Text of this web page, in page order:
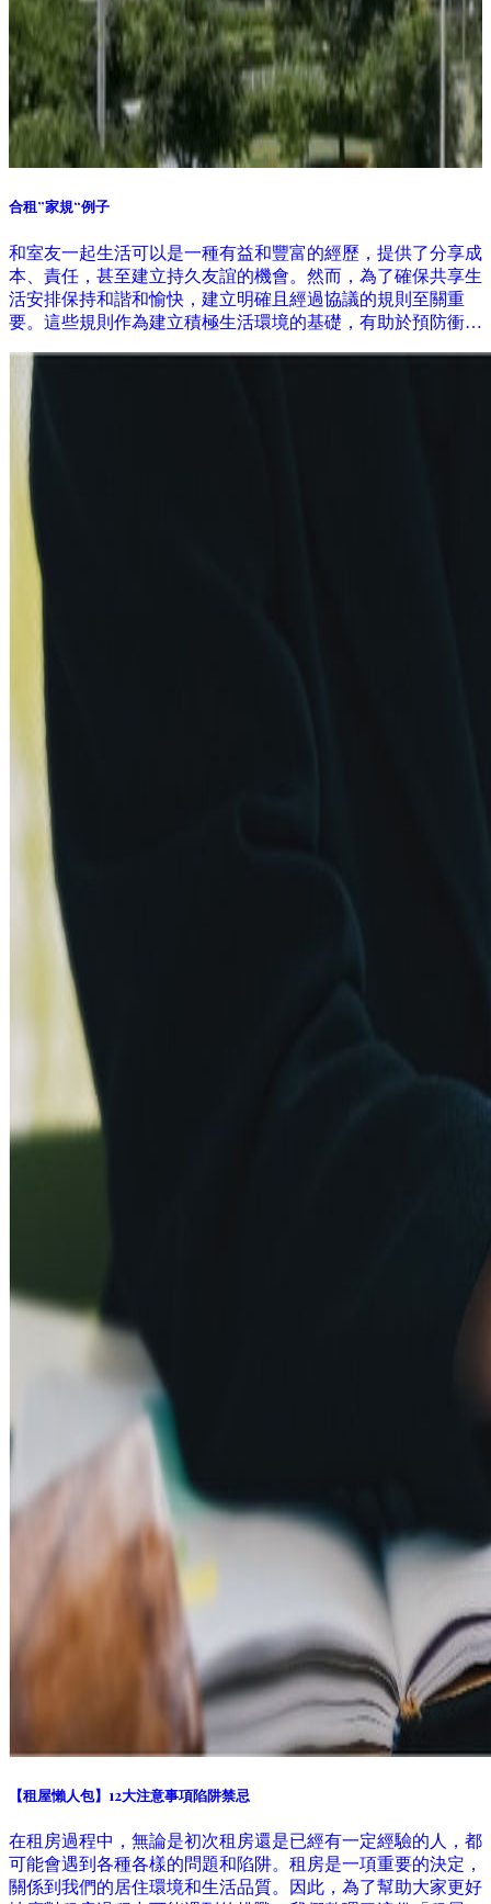
合租”家規“例子
和室友一起生活可以是一種有益和豐富的經歷，提供了分享成
本、責任，甚至建立持久友誼的機會。然而，為了確保共享生
活安排保持和諧和愉快，建立明確且經過協議的規則至關重
要。這些規則作為建立積極生活環境的基礎，有助於預防衝突
【租屋懶人包】12大注意事項陷阱禁忌
在租房過程中，無論是初次租房還是已經有一定經驗的人，都
可能會遇到各種各樣的問題和陷阱。租房是一項重要的決定，
關係到我們的居住環境和生活品質。因此，為了幫助大家更好